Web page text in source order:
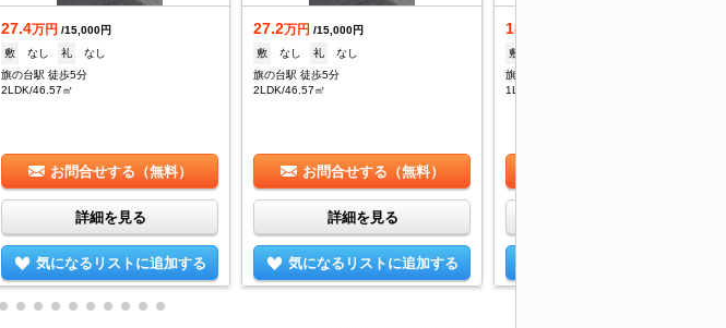
27.4万円 /15,000円
敷
なし 礼
なし
旗の台駅 徒歩5分
2LDK/46.57㎡
お問合せする（無料）
詳細を見る
気になるリストに追加する
27.2万円 /15,000円
敷
なし 礼
なし
旗の台駅 徒歩5分
2LDK/46.57㎡
お問合せする（無料）
詳細を見る
気になるリストに追加する
18.9
敷
旗の台駅 徒歩5分
1LDK/28.61㎡